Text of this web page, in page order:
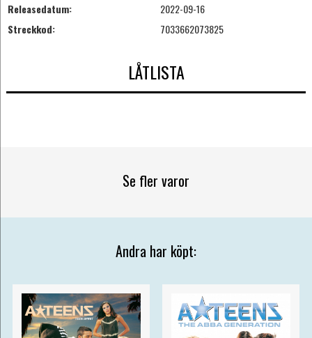
Releasedatum:
2022-09-16
Streckkod:
7033662073825
LÅTLISTA
Se fler varor
Andra har köpt: